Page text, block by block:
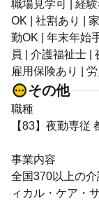
職場見学可 | 経
OK | 社割あり |
勤OK | 年末年始
員 | 介護福祉士 |
雇用保険あり |
その他
職種
【83】夜勤専従
事業内容
全国370以上の
ィカル・ケア・